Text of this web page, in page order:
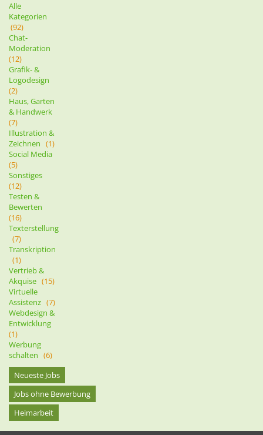
Alle
Kategorien
(92)
Chat-
Moderation
(12)
Grafik- &
Logodesign
(2)
Haus, Garten
& Handwerk
(7)
Illustration &
Zeichnen (1)
Social Media
(5)
Sonstiges
(12)
Testen &
Bewerten
(16)
Texterstellung
(7)
Transkription
(1)
Vertrieb &
Akquise (15)
Virtuelle
Assistenz (7)
Webdesign &
Entwicklung
(1)
Werbung
schalten (6)
Neueste Jobs
Jobs ohne Bewerbung
Heimarbeit